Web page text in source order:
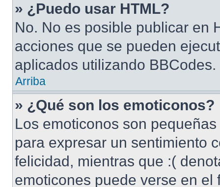
» ¿Puedo usar HTML?
No. No es posible publicar en
acciones que se pueden
aplicados utilizando BBCodes.
Arriba
» ¿Qué son los emoticonos?
Los emoticonos son
para expresar un sentimiento
felicidad, mientras que :(
emoticones puede verse en